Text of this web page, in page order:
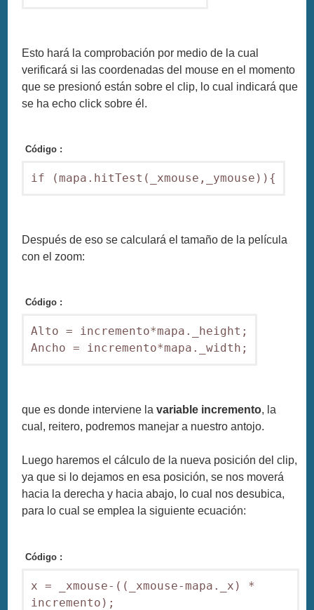
Esto hará la comprobación por medio de la cual
verificará si las coordenadas del mouse en el momento
que se presionó están sobre el clip, lo cual indicará que
se ha echo click sobre él.
Código :
if (mapa.hitTest(_xmouse,_ymouse)){
Después de eso se calculará el tamaño de la película
con el zoom:
Código :
Alto = incremento*mapa._height;
Ancho = incremento*mapa._width;
que es donde interviene lavariable incremento, la
cual, reitero, podremos manejar a nuestro antojo.
Luego haremos el cálculo de la nueva posición del clip,
ya que si lo dejamos en esa posición, se nos moverá
hacia la derecha y hacia abajo, lo cual nos desubica,
para lo cual se emplea la siguiente ecuación:
Código :
x = _xmouse-((_xmouse-mapa._x) *
incremento);